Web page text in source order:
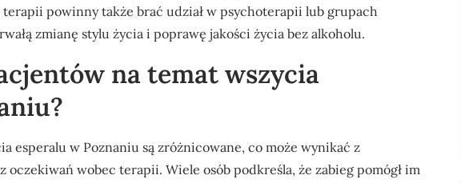
powinny także brać udział w psychoterapii lub grupach
zmianę stylu życia i poprawę jakości życia bez alkoholu.
na temat wszycia
esperalu w Poznaniu są zróżnicowane, co może wynikać z
wobec terapii. Wiele osób podkreśla, że zabieg pomógł im